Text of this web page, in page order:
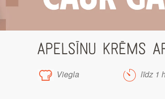
APELSĪNU KRĒMS
Viegla līdz 1